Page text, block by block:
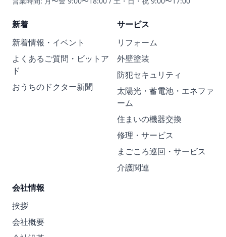
新着
新着情報・イベント
よくあるご質問・ビットア
ド
おうちのドクター新聞
サービス
リフォーム
外壁塗装
防犯セキュリティ
太陽光・蓄電池・エネファ
ーム
住まいの機器交換
修理・サービス
まごころ巡回・サービス
介護関連
会社情報
挨拶
会社概要